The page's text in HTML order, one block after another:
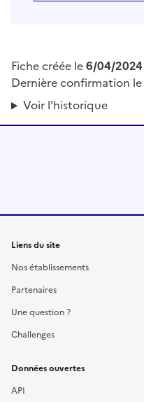
Fiche créée le6/04/2024
Dernière confirmation le
Voir l'historique
Liens du site
Nos établissements
Partenaires
Une question ?
Challenges
Données ouvertes
API